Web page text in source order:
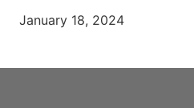
January 18, 2024